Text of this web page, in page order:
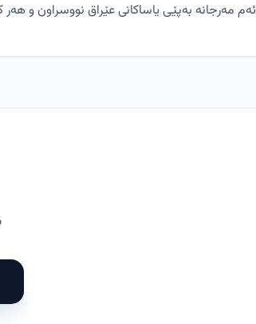
ئەم مەرجانە بەپێی یاساکانی عێراق نووسراون و